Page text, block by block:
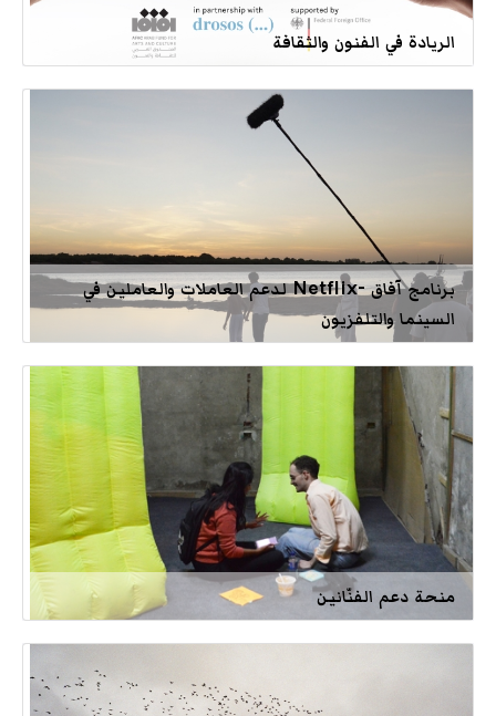
الريادة في الفنون والثقافة
برنامج آفاق -Netflix لدعم العاملات والعاملين في
السينما والتلفزيون
منحة دعم الفنّانين